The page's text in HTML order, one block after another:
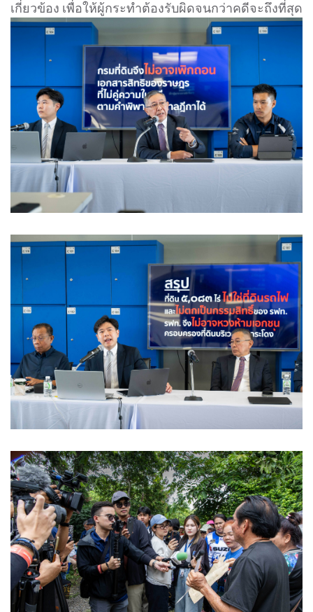
เกี่ยวข้อง เพื่อให้ผู้กระทำต้องรับผิดจนกว่าคดีจะถึงที่สุด